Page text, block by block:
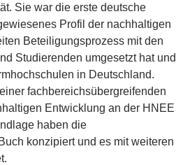
Sie war die erste deutsche
Profil der nachhaltigen
Beteiligungsprozess mit den
Studierenden umgesetzt hat und
in Deutschland.
fachbereichsübergreifenden
Entwicklung an der HNEE
haben die
konzipiert und es mit weiteren